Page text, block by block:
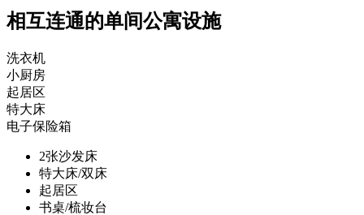
相互连通的单间公寓设施
洗衣机
小厨房
起居区
特大床
电子保险箱
2张沙发床
特大床/双床
起居区
书桌/梳妆台